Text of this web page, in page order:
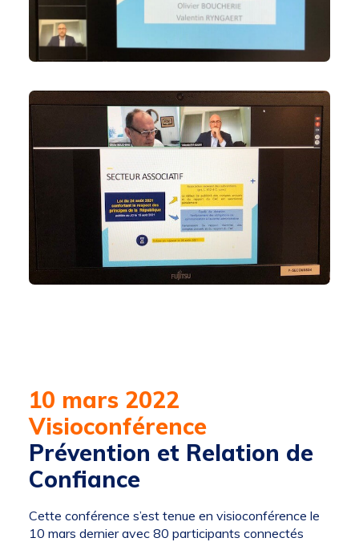
10 mars 2022
Visioconférence
Prévention et Relation de
Confiance
Cette conférence s’est tenue en visioconférence le
10 mars dernier avec 80 participants connectés